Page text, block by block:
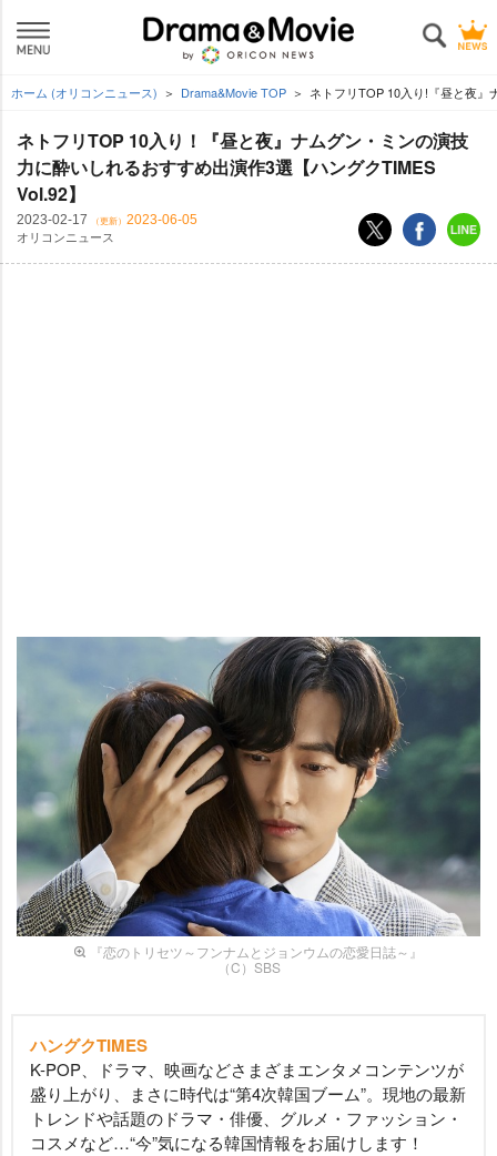
ホーム (オリコンニュース) Drama&Movie TOP ネトフリTOP 10入り!『昼と夜』
ネトフリTOP 10入り！『昼と夜』ナムグン・ミンの演技
力に酔いしれるおすすめ出演作3選【ハングクTIMES
Vol.92】
2023-02-17 （更新） 2023-06-05
オリコンニュース
『恋のトリセツ～フンナムとジョンウムの恋愛日誌～』
（C）SBS
ハングクTIMES
K-POP、ドラマ、映画などさまざまエンタメコンテンツが
盛り上がり、まさに時代は“第4次韓国ブーム”。現地の最新
トレンドや話題のドラマ・俳優、グルメ・ファッション・
コスメなど…“今”気になる韓国情報をお届けします！